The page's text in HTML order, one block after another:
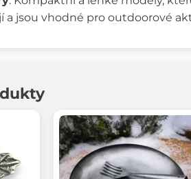
a jsou vhodné pro outdoorové